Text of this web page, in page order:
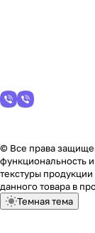
© Все права
функциональность
текстуры
данного товара в
Темная тема